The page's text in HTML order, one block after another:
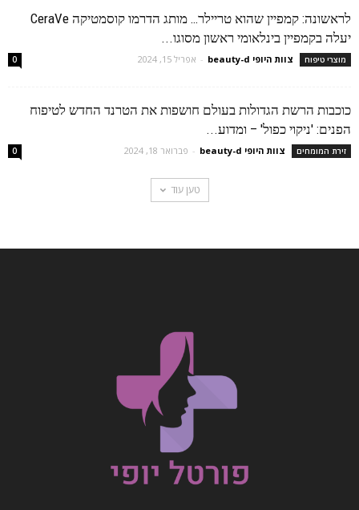
לראשונה: קמפיין שהוא טריילר… מותג הדרמו קוסמטיקה CeraVe
יעלה בקמפיין בינלאומי ראשון מסוגו...
מוצרי טיפוח צוות היופי beauty-d - אפריל 15, 2024 0
כוכבות הרשת הגדולות בעולם חושפות את הטרנד החדש לטיפוח
הפנים: 'ניקוי כפול' – ומדוע...
זירת המומחים צוות היופי beauty-d - פברואר 18, 2024 0
טען עוד